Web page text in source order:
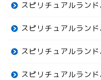
スピリチュアルラン
スピリチュアルラン
スピリチュアルラン
スピリチュアルラン